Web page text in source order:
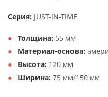
Серия: JUST-IN-TIME
Толщина: 55 мм
Материал-основа:
Высота: 120 мм
Ширина: 75 мм/150 мм